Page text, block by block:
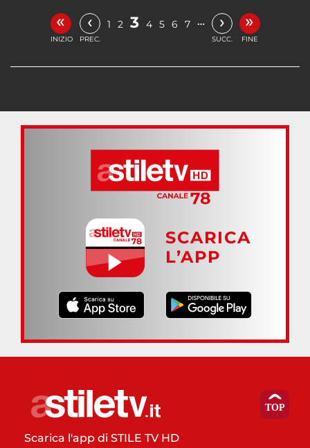
«
INIZIO
‹
PREC.
1 2 3 4 5 6 7 … ›
SUCC.
»
FINE
SCARICA
L’APP
Scarica l'app di STILE TV HD